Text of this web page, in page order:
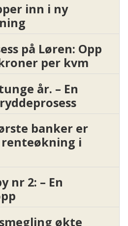
inn i ny
på Løren: Opp
per kvm
år. – En
banker er
i
nr 2: – En
økte